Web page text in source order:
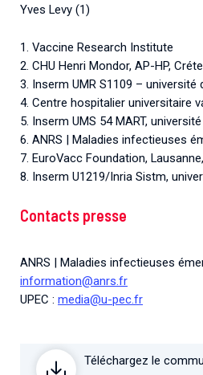
Yves Levy (1)
1. Vaccine Research Institute
2. CHU Henri Mondor, AP-HP,
3. Inserm UMR S1109 – université
4. Centre hospitalier universitaire
5. Inserm UMS 54 MART,
6. ANRS | Maladies infectieuses
7. EuroVacc Foundation,
8. Inserm U1219/Inria Sistm,
Contacts presse
ANRS | Maladies infectieuses
information@anrs.fr
UPEC : media@u-pec.fr
Téléchargez le